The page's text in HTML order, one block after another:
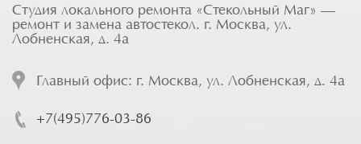
Студия локального ремонта «Стекольный Маг» —
ремонт и замена автостекол. г. Москва, ул.
Лобненская, д. 4а
Главный офис: г. Москва, ул. Лобненская, д. 4а
+7(495)776-03-86